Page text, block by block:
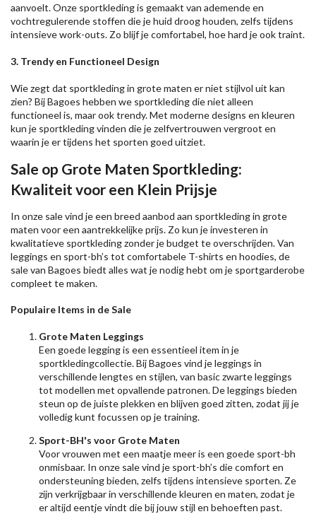
aanvoelt. Onze sportkleding is gemaakt van ademende en
vochtregulerende stoffen die je huid droog houden, zelfs tijdens
intensieve work-outs. Zo blijf je comfortabel, hoe hard je ook traint.
3. Trendy en Functioneel Design
Wie zegt dat sportkleding in grote maten er niet stijlvol uit kan
zien? Bij Bagoes hebben we sportkleding die niet alleen
functioneel is, maar ook trendy. Met moderne designs en kleuren
kun je sportkleding vinden die je zelfvertrouwen vergroot en
waarin je er tijdens het sporten goed uitziet.
Sale op Grote Maten Sportkleding:
Kwaliteit voor een Klein Prijsje
In onze sale vind je een breed aanbod aan sportkleding in grote
maten voor een aantrekkelijke prijs. Zo kun je investeren in
kwalitatieve sportkleding zonder je budget te overschrijden. Van
leggings en sport-bh’s tot comfortabele T-shirts en hoodies, de
sale van Bagoes biedt alles wat je nodig hebt om je sportgarderobe
compleet te maken.
Populaire Items in de Sale
Grote Maten Leggings
Een goede legging is een essentieel item in je
sportkledingcollectie. Bij Bagoes vind je leggings in
verschillende lengtes en stijlen, van basic zwarte leggings
tot modellen met opvallende patronen. De leggings bieden
steun op de juiste plekken en blijven goed zitten, zodat jij je
volledig kunt focussen op je training.
Sport-BH's voor Grote Maten
Voor vrouwen met een maatje meer is een goede sport-bh
onmisbaar. In onze sale vind je sport-bh’s die comfort en
ondersteuning bieden, zelfs tijdens intensieve sporten. Ze
zijn verkrijgbaar in verschillende kleuren en maten, zodat je
er altijd eentje vindt die bij jouw stijl en behoeften past.